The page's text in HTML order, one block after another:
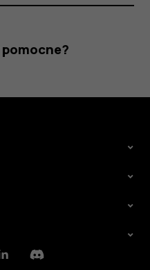
Discord